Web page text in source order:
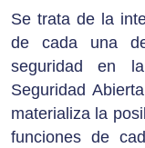
Se trata de la
de cada una
seguridad en
Seguridad
materializa la
funciones de